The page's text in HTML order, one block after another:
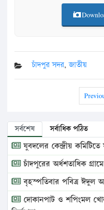
চাঁদপুর সদর,জাতীয়
সর্বশেষ সর্বাধিক পঠিত
যুবদলের কেন্দ্রীয়
চাঁদপুরের অর্ধশতাধিক
বৃহস্পতিবার পবিত্র ঈদুল
দোকানপাট ও শপিংমল